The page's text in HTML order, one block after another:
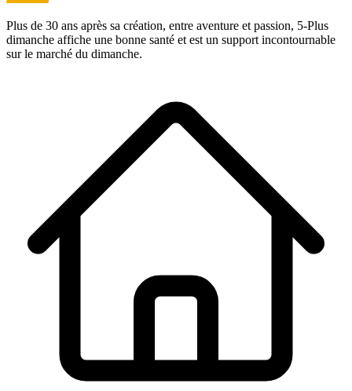
Plus de 30 ans après sa création, entre aventure et passion, 5-Plus
dimanche affiche une bonne santé et est un support incontournable
sur le marché du dimanche.